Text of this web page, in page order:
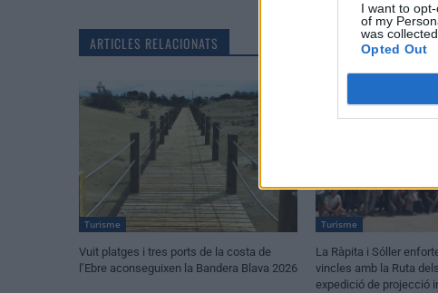
I want to
of my
was collected.
Opted Out
ARTICLES RELACIONATS
Turisme
Vuit platges i tres ports de la costa de
l’Ebre aconseguixen la Bandera Blava 2026
Turisme
La Ràpita i Sóller
vincles amb la Ruta
expedició de projecció